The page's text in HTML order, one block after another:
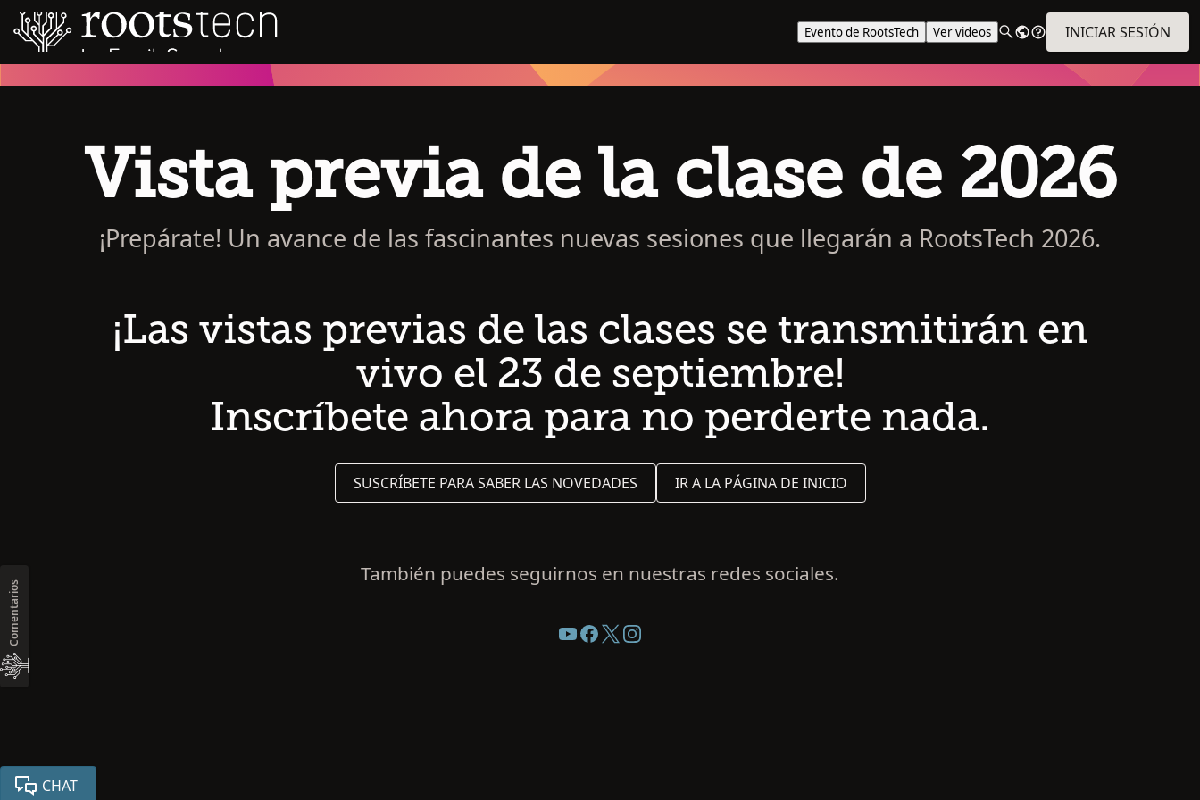
Evento de RootsTech Ver videos INICIAR SESIÓN
Vista previa de la clase de 2026
¡Prepárate! Un avance de las fascinantes nuevas sesiones que llegarán a RootsTech 2026.
¡Las vistas previas de las clases se transmitirán en
vivo el 23 de septiembre!
Inscríbete ahora para no perderte nada.
SUSCRÍBETE PARA SABER LAS NOVEDADES IR A LA PÁGINA DE INICIO
También puedes seguirnos en nuestras redes sociales.
CHAT
Comentarios